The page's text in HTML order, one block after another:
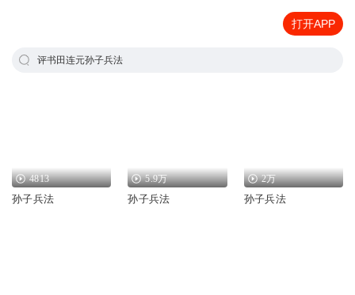
打开APP
评书田连元孙子兵法
4813
孙子兵法
5.9万
孙子兵法
2万
孙子兵法